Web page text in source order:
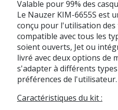
Valable pour 99% des
Le Nauzer KIM-6655S est
conçu pour l'utilisation
compatible avec tous les
soient ouverts, Jet ou
livré avec deux options de
s'adapter à différents
préférences de l'utilisateur.
Caractéristiques du kit :